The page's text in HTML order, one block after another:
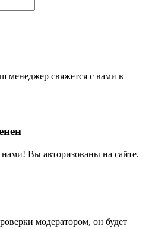
менеджер свяжется с вами в
нами! Вы авторизованы на сайте.
модератором, он будет